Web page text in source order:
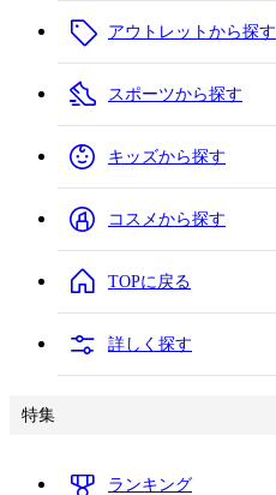
アウトレットから探す
スポーツから探す
キッズから探す
コスメから探す
TOPに戻る
詳しく探す
特集
ランキング